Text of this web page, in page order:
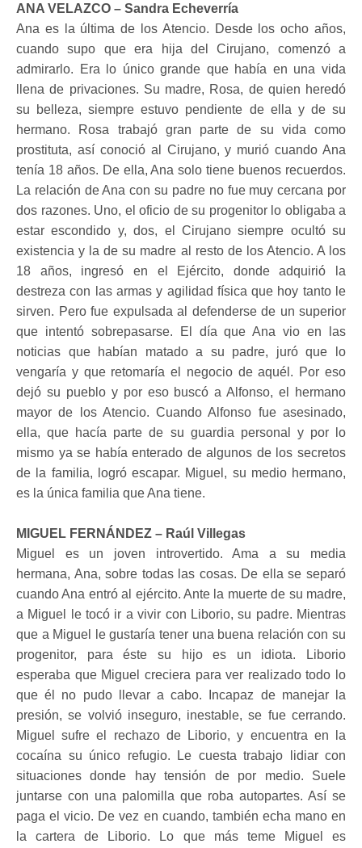
ANA VELAZCO – Sandra Echeverría
Ana es la última de los Atencio. Desde los ocho años,
cuando supo que era hija del Cirujano, comenzó a
admirarlo. Era lo único grande que había en una vida
llena de privaciones. Su madre, Rosa, de quien heredó
su belleza, siempre estuvo pendiente de ella y de su
hermano. Rosa trabajó gran parte de su vida como
prostituta, así conoció al Cirujano, y murió cuando Ana
tenía 18 años. De ella, Ana solo tiene buenos recuerdos.
La relación de Ana con su padre no fue muy cercana por
dos razones. Uno, el oficio de su progenitor lo obligaba a
estar escondido y, dos, el Cirujano siempre ocultó su
existencia y la de su madre al resto de los Atencio. A los
18 años, ingresó en el Ejército, donde adquirió la
destreza con las armas y agilidad física que hoy tanto le
sirven. Pero fue expulsada al defenderse de un superior
que intentó sobrepasarse. El día que Ana vio en las
noticias que habían matado a su padre, juró que lo
vengaría y que retomaría el negocio de aquél. Por eso
dejó su pueblo y por eso buscó a Alfonso, el hermano
mayor de los Atencio. Cuando Alfonso fue asesinado,
ella, que hacía parte de su guardia personal y por lo
mismo ya se había enterado de algunos de los secretos
de la familia, logró escapar. Miguel, su medio hermano,
es la única familia que Ana tiene.
MIGUEL FERNÁNDEZ – Raúl Villegas
Miguel es un joven introvertido. Ama a su media
hermana, Ana, sobre todas las cosas. De ella se separó
cuando Ana entró al ejército. Ante la muerte de su madre,
a Miguel le tocó ir a vivir con Liborio, su padre. Mientras
que a Miguel le gustaría tener una buena relación con su
progenitor, para éste su hijo es un idiota. Liborio
esperaba que Miguel creciera para ver realizado todo lo
que él no pudo llevar a cabo. Incapaz de manejar la
presión, se volvió inseguro, inestable, se fue cerrando.
Miguel sufre el rechazo de Liborio, y encuentra en la
cocaína su único refugio. Le cuesta trabajo lidiar con
situaciones donde hay tensión de por medio. Suele
juntarse con una palomilla que roba autopartes. Así se
paga el vicio. De vez en cuando, también echa mano en
la cartera de Liborio. Lo que más teme Miguel es